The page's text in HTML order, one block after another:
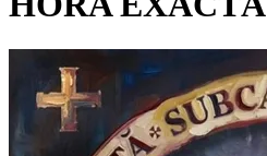
Pagina externă